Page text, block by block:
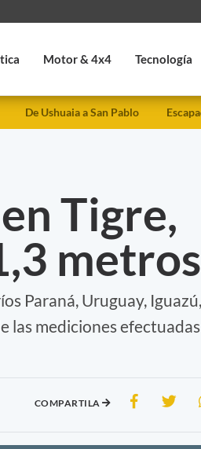
Motor & 4x4 Tecnología
De Ushuaia a San Pablo
Tigre,
metros
Paraná, Uruguay,
las mediciones
COMPARTILA